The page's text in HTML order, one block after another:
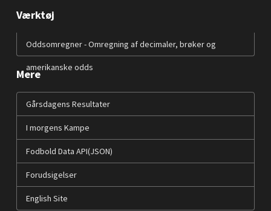
Værktøj
Oddsomregner - Omregning af decimaler, brøker og
amerikanske odds
Mere
Gårsdagens Resultater
I morgens Kampe
Fodbold Data API(JSON)
Forudsigelser
English Site